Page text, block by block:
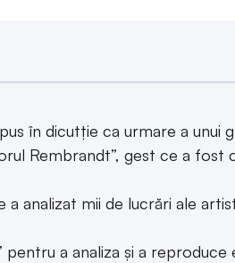
în dicutție ca urmare a unui
Rembrandt”, gest ce a fost
analizat mii de lucrări ale
a analiza și a reproduce